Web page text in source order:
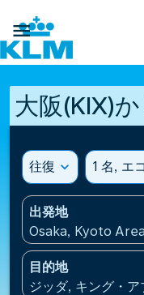

大阪(KIX)
往復 expand_more 1 名, エ
出発地
Osaka, Kyoto
目的地
ジッダ, キング・